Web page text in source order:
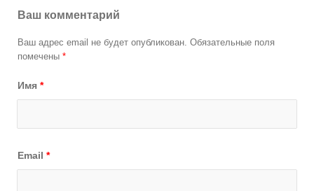
Ваш комментарий
Ваш адрес email не будет опубликован. Обязательные поля
помечены *
Имя *
Email *